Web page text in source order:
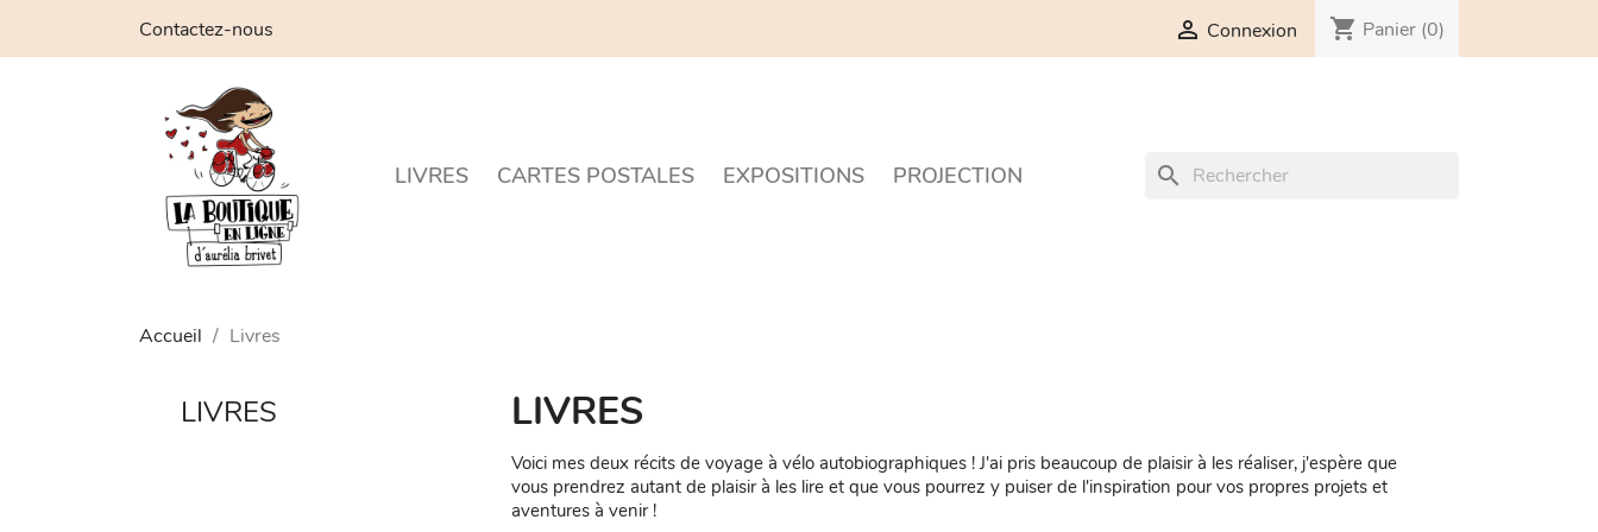
Contactez-nous  Connexion shopping_cart Panier (0)
LIVRES CARTES POSTALES EXPOSITIONS PROJECTION search
Accueil Livres
LIVRES LIVRES
Voici mes deux récits de voyage à vélo autobiographiques ! J'ai pris beaucoup de plaisir à les réaliser, j'espère que
vous prendrez autant de plaisir à les lire et que vous pourrez y puiser de l'inspiration pour vos propres projets et
aventures à venir !